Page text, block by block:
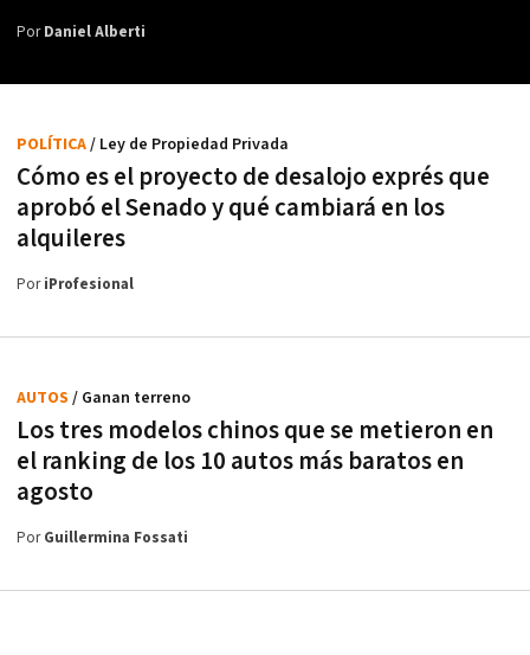
PorDaniel Alberti
Cómo es el proyecto de desalojo exprés que
aprobó el Senado y qué cambiará en los
alquileres
POLÍTICA/ Ley de Propiedad Privada
PoriProfesional
Los tres modelos chinos que se metieron en
el ranking de los 10 autos más baratos en
agosto
AUTOS / Ganan terreno
PorGuillermina Fossati